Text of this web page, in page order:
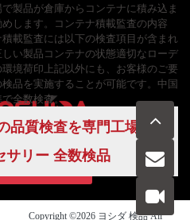
製品が倉庫からコンテナに積み込ま
します。コンテナ積載監査の内容
載監査には以下の検査項目が含まれ
い製品コンテナの状態適切なローデ
境荷印上記以外にも、お客様のご要
品を実施することが可能です。中国
全数検査。
品質検査を専門工場に
サリー 全数検品
お問い合わせ
Copyright ©2026 ヨシダ 検品All